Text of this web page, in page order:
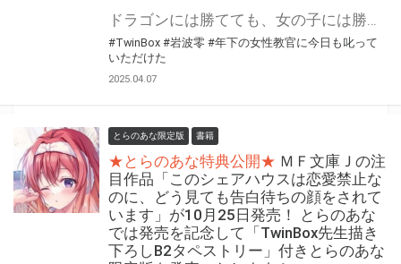
#TwinBox #岩波零 #年下の女性教官に今日も叱って
いただけた
2025.04.07
とらのあな限定版 書籍
★とらのあな特典公開★ ＭＦ文庫Ｊの注
目作品「このシェアハウスは恋愛禁止な
のに、どう見ても告白待ちの顔をされて
います」が10月25日発売！ とらのあな
では発売を記念して「TwinBox先生描き
下ろしB2タペストリー」付きとらのあな